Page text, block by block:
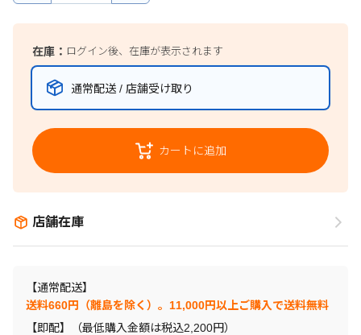
在庫： ログイン後、在庫が表示されます
通常配送 / 店舗受け取り
カートに追加
店舗在庫
【通常配送】
送料660円（離島を除く）。11,000円以上ご購入で送料無料
【即配】（最低購入金額は税込2,200円）